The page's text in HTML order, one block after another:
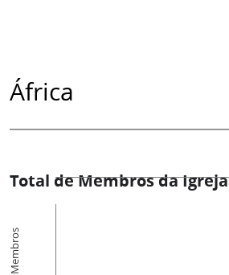
África
Total de Membros da Igreja
Membros